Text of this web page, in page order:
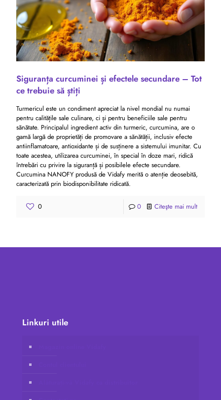
Siguranța curcuminei și efectele secundare – Tot
ce trebuie să știți
Turmericul este un condiment apreciat la nivel mondial nu numai
pentru calitățile sale culinare, ci și pentru beneficiile sale pentru
sănătate. Principalul ingredient activ din turmeric, curcumina, are o
gamă largă de proprietăți de promovare a sănătății, inclusiv efecte
antiinflamatoare, antioxidante și de susținere a sistemului imunitar. Cu
toate acestea, utilizarea curcuminei, în special în doze mari, ridică
întrebări cu privire la siguranță și posibilele efecte secundare.
Curcumina NANOFY produsă de Vidafy merită o atenție deosebită,
caracterizată prin biodisponibilitate ridicată.
0 0 Citeşte mai mult
Linkuri utile